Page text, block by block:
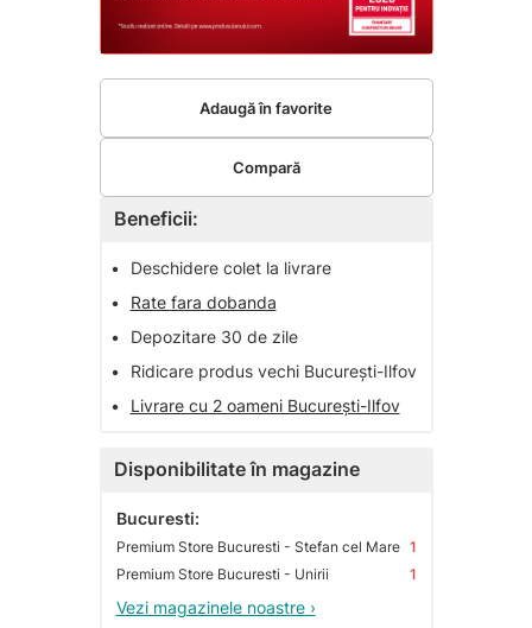
Beneficii:
•
Deschidere colet la livrare
•
Rate fara dobanda
•
Depozitare 30 de zile
•
Ridicare produs vechi București-Ilfov
•
Livrare cu 2 oameni București-Ilfov
Disponibilitate în magazine
Bucuresti:
Premium Store Bucuresti - Stefan cel Mare 1
Premium Store Bucuresti - Unirii
1
Vezi magazinele noastre ›
Adaugă în favorite
Compară